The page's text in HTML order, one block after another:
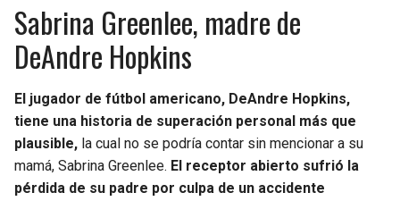
Sabrina Greenlee, madre de
DeAndre Hopkins
El jugador de fútbol americano, DeAndre Hopkins,
tiene una historia de superación personal más que
plausible, la cual no se podría contar sin mencionar a su
mamá, Sabrina Greenlee. El receptor abierto sufrió la
pérdida de su padre por culpa de un accidente